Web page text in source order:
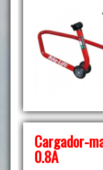
Cargador-
0.8A